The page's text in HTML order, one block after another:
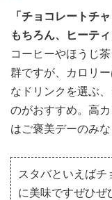
「チョコレートチ
もちろん、ヒーテ
コーヒーやほうじ
群ですが、カロリ
なドリンクを選ぶ
のがおすすめ。高
はご褒美デーのみ
スタバといえばチ
に美味ですぜひぜ